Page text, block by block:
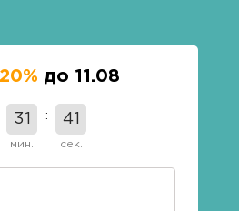
до 11.08
31
мин.
40
сек.